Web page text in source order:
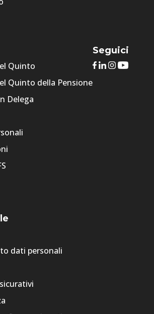
Quinto
Quinto della Pensione
Delega
Seguici
dati personali